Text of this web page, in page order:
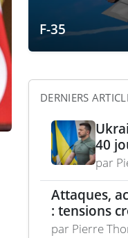
F-35
DERNIERS
40
par
Attaques,
: tensions
Chine,
par Pierre